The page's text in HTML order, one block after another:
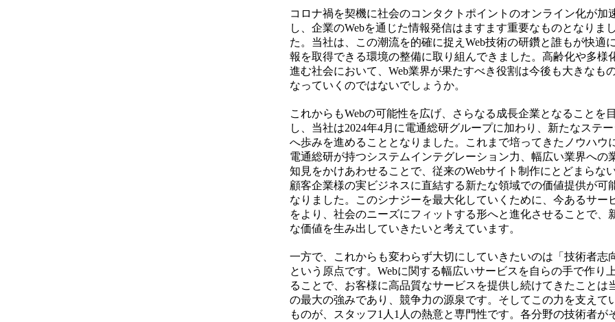
コロナ禍を契機に社会のコンタクトポイントのオンライン化が加
し、企業のWebを通じた情報発信はますます重要なものとなりまし
た。当社は、この潮流を的確に捉えWeb技術の研鑽と誰もが快適
報を取得できる環境の整備に取り組んできました。高齢化や多様
進む社会において、Web業界が果たすべき役割は今後も大きなも
なっていくのではないでしょうか。
これからもWebの可能性を広げ、さらなる成長企業となることを
し、当社は2024年4月に電通総研グループに加わり、新たなステ
へ歩みを進めることとなりました。これまで培ってきたノウハウ
電通総研が持つシステムインテグレーション力、幅広い業界への
知見をかけあわせることで、従来のWebサイト制作にとどまらない
顧客企業様の実ビジネスに直結する新たな領域での価値提供が可
なりました。このシナジーを最大化していくために、今あるサー
をより、社会のニーズにフィットする形へと進化させることで、
な価値を生み出していきたいと考えています。
一方で、これからも変わらず大切にしていきたいのは「技術者志
という原点です。Webに関する幅広いサービスを自らの手で作り
ることで、お客様に高品質なサービスを提供し続けてきたことは
の最大の強みであり、競争力の源泉です。そしてこの力を支えて
ものが、スタッフ1人1人の熱意と専門性です。各分野の技術者が